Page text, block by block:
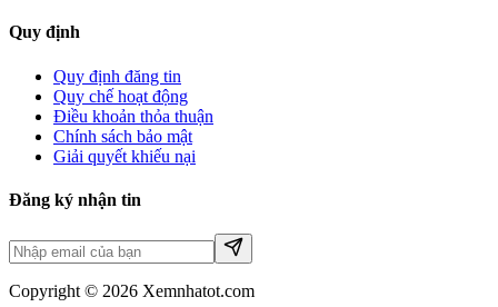
Quy định
Quy định đăng tin
Quy chế hoạt động
Điều khoản thỏa thuận
Chính sách bảo mật
Giải quyết khiếu nại
Đăng ký nhận tin
Copyright © 2026 Xemnhatot.com